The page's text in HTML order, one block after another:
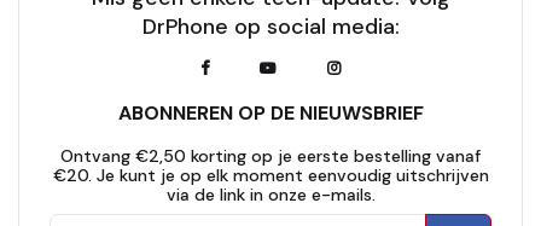
DrPhone op social media:
ABONNEREN OP DE NIEUWSBRIEF
Ontvang €2,50 korting op je eerste bestelling vanaf
€20. Je kunt je op elk moment eenvoudig uitschrijven
via de link in onze e-mails.